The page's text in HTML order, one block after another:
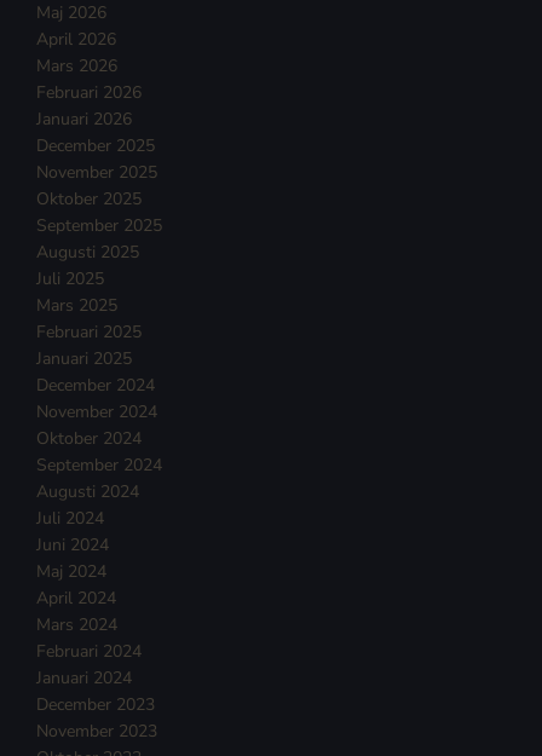
Maj 2026
April 2026
Mars 2026
Februari 2026
Januari 2026
December 2025
November 2025
Oktober 2025
September 2025
Augusti 2025
Juli 2025
Mars 2025
Februari 2025
Januari 2025
December 2024
November 2024
Oktober 2024
September 2024
Augusti 2024
Juli 2024
Juni 2024
Maj 2024
April 2024
Mars 2024
Februari 2024
Januari 2024
December 2023
November 2023